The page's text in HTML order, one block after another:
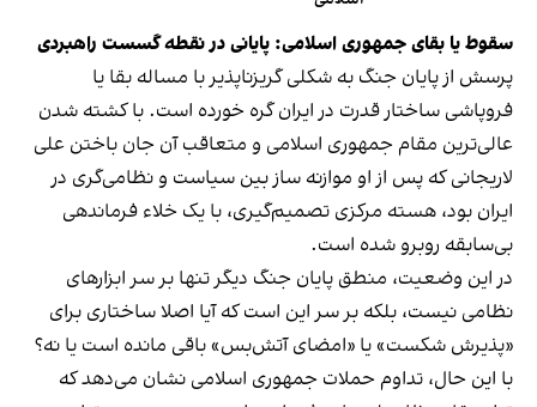
سقوط یا بقای جمهوری اسلامی: پایانی در نقطه گسست راهبردی
پرسش از پایان جنگ به شکلی گریزناپذیر با مساله بقا یا
فروپاشی ساختار قدرت در ایران گره خورده است. با کشته شدن
عالی‌ترین مقام جمهوری اسلامی و متعاقب آن جان باختن علی
لاریجانی که پس از او موازنه ساز بین سیاست و نظامی‌گری در
ایران بود، هسته مرکزی تصمیم‌گیری، با یک خلاء فرماندهی
بی‌سابقه روبرو شده است.
در این وضعیت، منطق پایان جنگ دیگر تنها بر سر ابزارهای
نظامی نیست، بلکه بر سر این است که آیا اصلا ساختاری برای
«پذیرش شکست» یا «امضای آتش‌بس» باقی مانده است یا نه؟
با این حال، تداوم حملات جمهوری اسلامی نشان می‌دهد که